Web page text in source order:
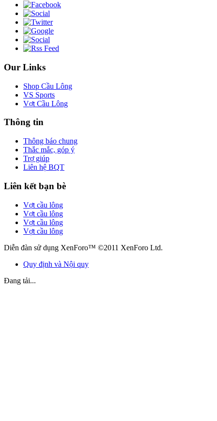
Our Links
Shop Cầu Lông
VS Sports
Vợt Cầu Lông
Thông tin
Thông báo chung
Thắc mắc, góp ý
Trợ giúp
Liên hệ BQT
Liên kết bạn bè
Vợt cầu lông
Vợt cầu lông
Vợt cầu lông
Vợt cầu lông
Diễn đàn sử dụng XenForo™ ©2011 XenForo Ltd.
Quy định và Nội quy
Đang tải...